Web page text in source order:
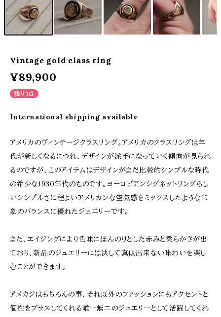
Vintage gold class ring
¥89,900
残り1点
International shipping available
アメリカのヴィンテージクラスリング。アメリカのクラスリングは年
代が新しくなるにつれ、デザインが派手になっていく傾向が見られ
るのですが、このアイテムはデザインがまだ比較的シンプルな時代
の希少な1930年代のものです。ヨーロピアンシグネットリングらし
いシンプルさに程よいアメリカンな空気感をミックスしたような印
象のバランスに優れたジュエリーです。
また、エイジングにより色味にほんのりとした赤みと柔らかさが出
ており、新品のジュエリーには決して真似出来ない味わいを楽し
むことができます。
アメカジはもちろんの事、それ以外のファッションにもアクセントと
個性をプラスしてくれる唯一無二のジュエリーとして活躍してくれ